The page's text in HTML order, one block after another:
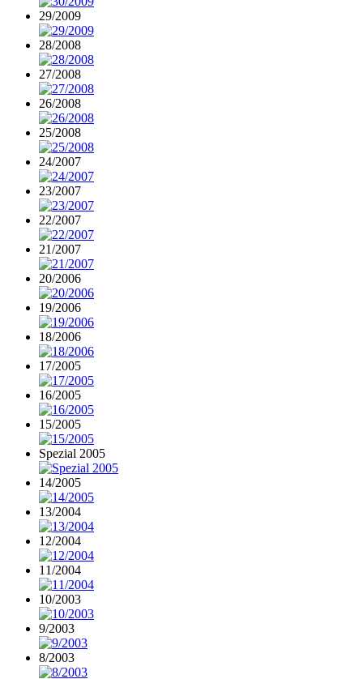
29/2009
28/2008
27/2008
26/2008
25/2008
24/2007
23/2007
22/2007
21/2007
20/2006
19/2006
18/2006
17/2005
16/2005
15/2005
Spezial 2005
14/2005
13/2004
12/2004
11/2004
10/2003
9/2003
8/2003